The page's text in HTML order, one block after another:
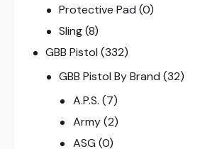
Protective Pad (0)
Sling (8)
GBB Pistol (332)
GBB Pistol By Brand (32)
A.P.S. (7)
Army (2)
ASG (0)